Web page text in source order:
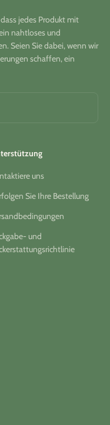
jedes Produkt mit
nahtloses und
Seien Sie dabei, wenn wir
schaffen, ein
uns
Sie Ihre Bestellung
und